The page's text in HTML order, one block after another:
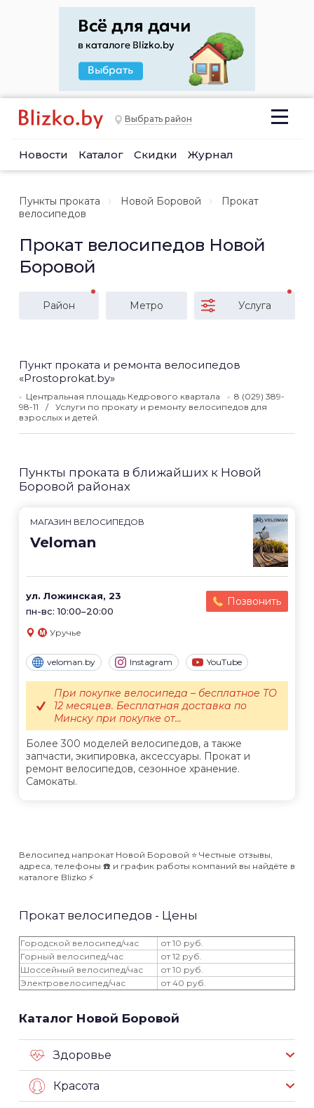
Выбрать район
Новости Каталог Скидки Журнал
Пункты проката Новой Боровой
Прокат
велосипедов
Прокат велосипедов Новой
Боровой
Район Метро Услуга
Пункт проката и ремонта велосипедов
«Prostoprokat.by»
Центральная площадь Кедрового квартала
8 (029) 389-
98-11
Услуги по прокату и ремонту велосипедов для
взрослых и детей.
Пункты проката в ближайших к Новой
Боровой районах
МАГАЗИН ВЕЛОСИПЕДОВ
Veloman
ул. Ложинская, 23
пн-вс: 10:00–20:00
Позвонить
Уручье
veloman.by Instagram YouTube
Более 300 моделей велосипедов, а также
запчасти, экипировка, аксессуары. Прокат и
ремонт велосипедов, сезонное хранение.
Самокаты.
При покупке велосипеда – бесплатное ТО
12 месяцев. Бесплатная доставка по
Минску при покупке от...
Велосипед напрокат Новой Боровой ⭐️ Честные отзывы,
адреса, телефоны ☎️ и график работы компаний вы найдёте в
каталоге Blizko ⚡️
Прокат велосипедов - Цены
Городской велосипед/час
от 10 руб.
Горный велосипед/час
от 12 руб.
Шоссейный велосипед/час
от 10 руб.
Электровелосипед/час
от 40 руб.
Каталог Новой Боровой
Здоровье
Красота